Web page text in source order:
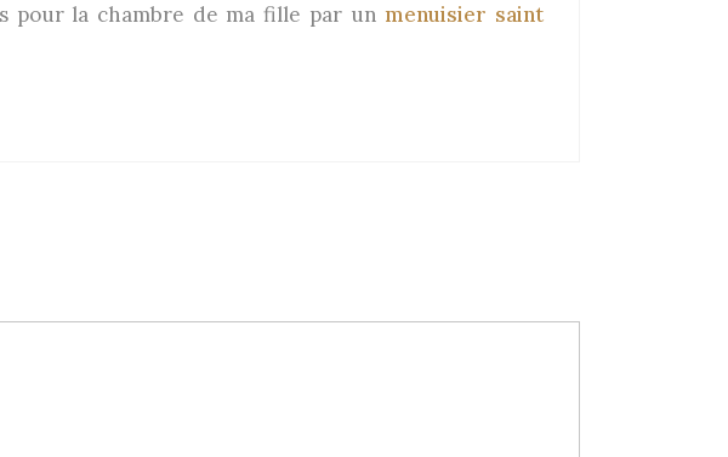
pour la chambre de ma fille par un menuisier saint